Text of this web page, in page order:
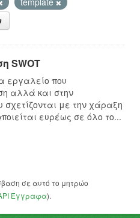
SWOT
εργαλείο που
αλλά και στην
με την χάραξη
ευρέως σε όλο το...
σε αυτό το μητρώο
Έγγραφα).